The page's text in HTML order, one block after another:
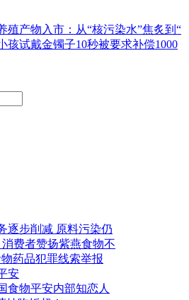
殖产物入市：从“核污染水”焦炙到“
孩试戴金镯子10秒被要求补偿1000
逐步削减 原料污染仍
消费者赞扬紫燕食物不
物药品犯罪线索举报
安
食物平安内部知恋人